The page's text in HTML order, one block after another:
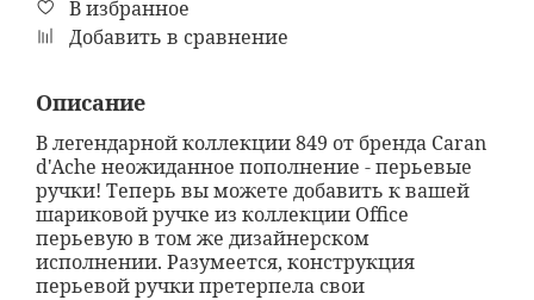
В избранное
Добавить в сравнение
Описание
В легендарной коллекции 849 от бренда Caran
d'Ache неожиданное пополнение - перьевые
ручки! Теперь вы можете добавить к вашей
шариковой ручке из коллекции Office
перьевую в том же дизайнерском
исполнении. Разумеется, конструкция
перьевой ручки претерпела свои